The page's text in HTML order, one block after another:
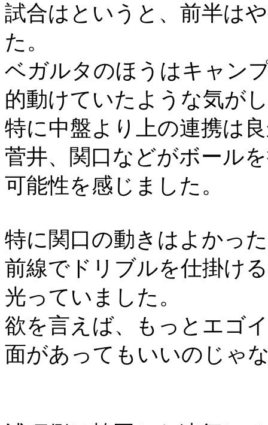
試合はというと、前半は
た。
ベガルタのほうはキャン
的動けていたような気が
特に中盤より上の連携は
菅井、関口などがボール
可能性を感じました。
特に関口の動きはよかっ
前線でドリブルを仕掛け
光っていました。
欲を言えば、もっとエゴ
面があってもいいのじゃ